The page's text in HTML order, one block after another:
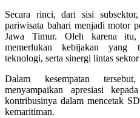
Secara rinci, dari sisi
pariwisata bahari menjadi motor
Jawa Timur. Oleh karena itu,
memerlukan kebijakan yang
teknologi, serta sinergi lintas
Dalam kesempatan
menyampaikan apresiasi
kontribusinya dalam mencetak
kemaritiman.